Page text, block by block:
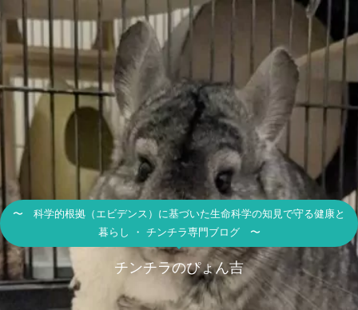
〜 科学的根拠（エビデンス）に基づいた生命科学の知見で守る健康と
暮らし ・ チンチラ専門ブログ 〜
チンチラのぴょん吉